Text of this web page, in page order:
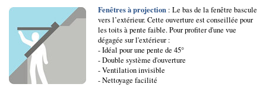
Fenêtres à projection : Le bas de la fenêtre bascule
vers l’extérieur. Cette ouverture est conseillée pour
les toits à pente faible. Pour profiter d'une vue
dégagée sur l'extérieur :
- Idéal pour une pente de 45°
- Double système d'ouverture
- Ventilation invisible
- Nettoyage facilité